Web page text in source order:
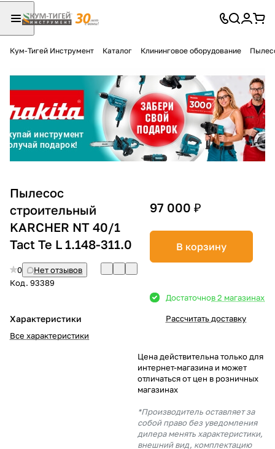
Кум-Тигей Инструмент Каталог Клининговое оборудование
Пылесос
строительный
KARCHER NT 40/1
Tact Te L 1.148-311.0
0
Нет отзывов
Код. 93389
Характеристики
Все характеристики
97 000 ₽
В корзину
Достаточнов 2 магазинах
Рассчитать доставку
Цена действительна только для
интернет-магазина и может
отличаться от цен в розничных
магазинах
*Производитель оставляет за
собой право без уведомления
дилера менять характеристики,
внешний вид, комплектацию
Разбейте
оплатуна части
без переплат
График платежей
Сегодня
%
% картой любого банка
выбранный способом